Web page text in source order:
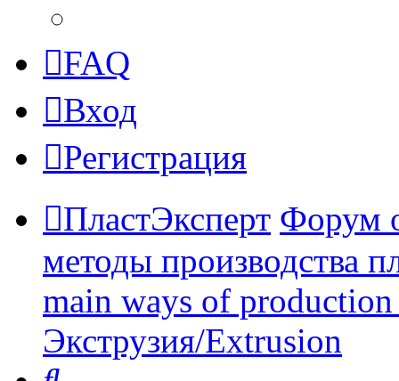
FAQ
Вход
Регистрация
ПластЭксперт Форум
методы производства
main ways of
Экструзия/Extrusion